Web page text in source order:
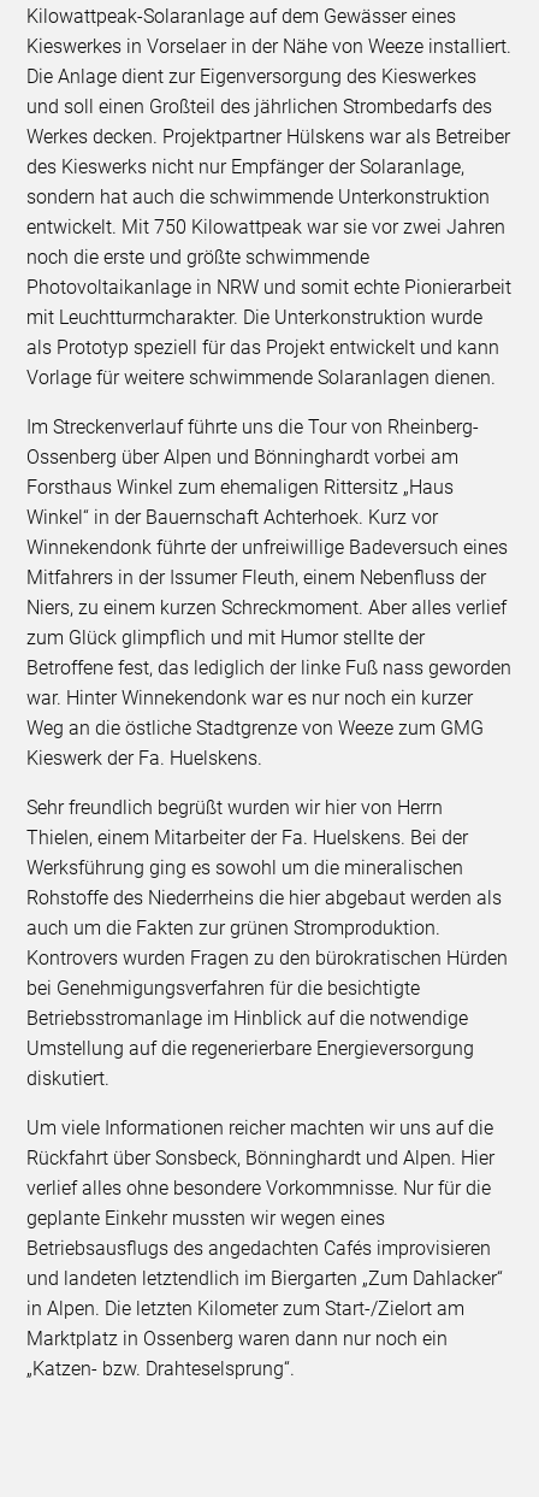
Kilowattpeak-Solaranlage auf dem Gewässer eines
Kieswerkes in Vorselaer in der Nähe von Weeze installiert.
Die Anlage dient zur Eigenversorgung des Kieswerkes
und soll einen Großteil des jährlichen Strombedarfs des
Werkes decken. Projektpartner Hülskens war als Betreiber
des Kieswerks nicht nur Empfänger der Solaranlage,
sondern hat auch die schwimmende Unterkonstruktion
entwickelt. Mit 750 Kilowattpeak war sie vor zwei Jahren
noch die erste und größte schwimmende
Photovoltaikanlage in NRW und somit echte Pionierarbeit
mit Leuchtturmcharakter. Die Unterkonstruktion wurde
als Prototyp speziell für das Projekt entwickelt und kann
Vorlage für weitere schwimmende Solaranlagen dienen.
Im Streckenverlauf führte uns die Tour von Rheinberg-
Ossenberg über Alpen und Bönninghardt vorbei am
Forsthaus Winkel zum ehemaligen Rittersitz „Haus
Winkel“ in der Bauernschaft Achterhoek. Kurz vor
Winnekendonk führte der unfreiwillige Badeversuch eines
Mitfahrers in der Issumer Fleuth, einem Nebenfluss der
Niers, zu einem kurzen Schreckmoment. Aber alles verlief
zum Glück glimpflich und mit Humor stellte der
Betroffene fest, das lediglich der linke Fuß nass geworden
war. Hinter Winnekendonk war es nur noch ein kurzer
Weg an die östliche Stadtgrenze von Weeze zum GMG
Kieswerk der Fa. Huelskens.
Sehr freundlich begrüßt wurden wir hier von Herrn
Thielen, einem Mitarbeiter der Fa. Huelskens. Bei der
Werksführung ging es sowohl um die mineralischen
Rohstoffe des Niederrheins die hier abgebaut werden als
auch um die Fakten zur grünen Stromproduktion.
Kontrovers wurden Fragen zu den bürokratischen Hürden
bei Genehmigungsverfahren für die besichtigte
Betriebsstromanlage im Hinblick auf die notwendige
Umstellung auf die regenerierbare Energieversorgung
diskutiert.
Um viele Informationen reicher machten wir uns auf die
Rückfahrt über Sonsbeck, Bönninghardt und Alpen. Hier
verlief alles ohne besondere Vorkommnisse. Nur für die
geplante Einkehr mussten wir wegen eines
Betriebsausflugs des angedachten Cafés improvisieren
und landeten letztendlich im Biergarten „Zum Dahlacker“
in Alpen. Die letzten Kilometer zum Start-/Zielort am
Marktplatz in Ossenberg waren dann nur noch ein
„Katzen- bzw. Drahteselsprung“.